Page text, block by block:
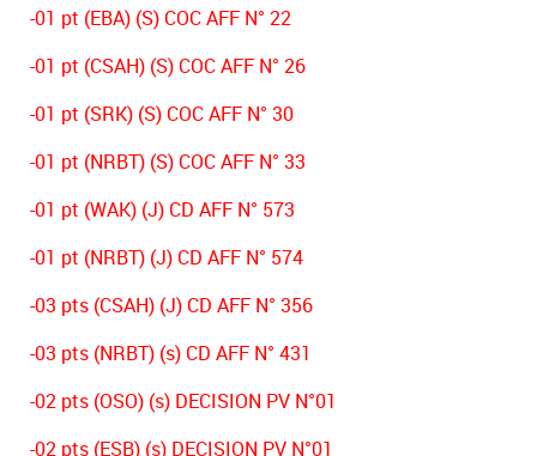
-01 pt (EBA) (S) COC AFF N° 22
-01 pt (CSAH) (S) COC AFF N° 26
-01 pt (SRK) (S) COC AFF N° 30
-01 pt (NRBT) (S) COC AFF N° 33
-01 pt (WAK) (J) CD AFF N° 573
-01 pt (NRBT) (J) CD AFF N° 574
-03 pts (CSAH) (J) CD AFF N° 356
-03 pts (NRBT) (s) CD AFF N° 431
-02 pts (OSO) (s) DECISION PV N°01
-02 pts (ESB) (s) DECISION PV N°01